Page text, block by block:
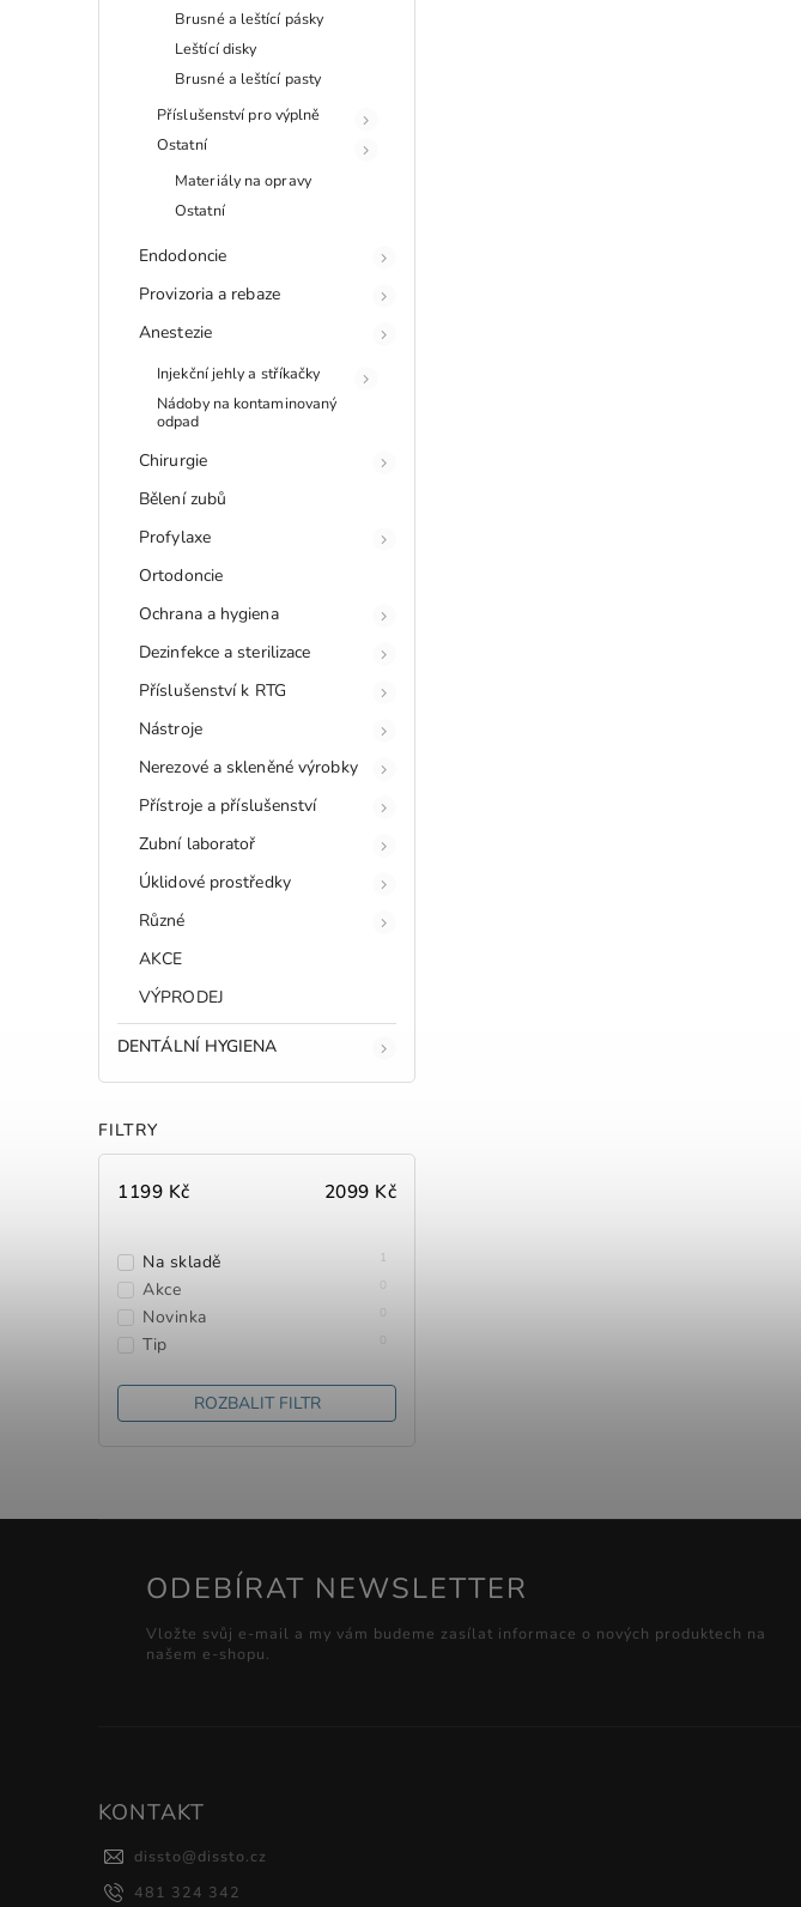
Brusné a leštící pásky
Leštící disky
Brusné a leštící pasty
Příslušenství pro výplně
Ostatní
Materiály na opravy
Ostatní
Endodoncie
Provizoria a rebaze
Anestezie
Injekční jehly a stříkačky
Nádoby na kontaminovaný
odpad
Chirurgie
Bělení zubů
Profylaxe
Ortodoncie
Ochrana a hygiena
Dezinfekce a sterilizace
Příslušenství k RTG
Nástroje
Nerezové a skleněné výrobky
Přístroje a příslušenství
Zubní laboratoř
Úklidové prostředky
Různé
AKCE
VÝPRODEJ
DENTÁLNÍ HYGIENA
FILTRY
1199 Kč 2099 Kč
Na skladě 1
Akce
Novinka
Tip
ROZBALIT FILTR
ODEBÍRAT NEWSLETTER
Vložte svůj e-mail a my vám budeme zasílat informace o nových produktech na
našem e-shopu.
KONTAKT
dissto@dissto.cz
481 324 342